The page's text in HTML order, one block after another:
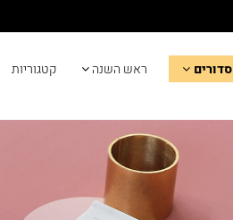
סדורים ראש השנה קטגוריות